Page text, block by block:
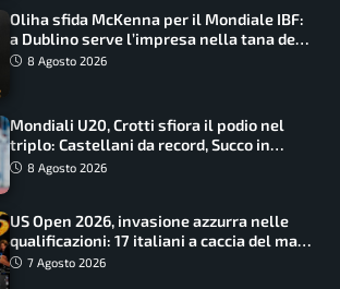
Oliha sfida McKenna per il Mondiale IBF:
a Dublino serve l’impresa nella tana del
lupo8 Agosto 2026
Mondiali U20, Crotti sfiora il podio nel
triplo: Castellani da record, Succo in
finale
8 Agosto 2026
US Open 2026, invasione azzurra nelle
qualificazioni: 17 italiani a caccia del main
draw7 Agosto 2026